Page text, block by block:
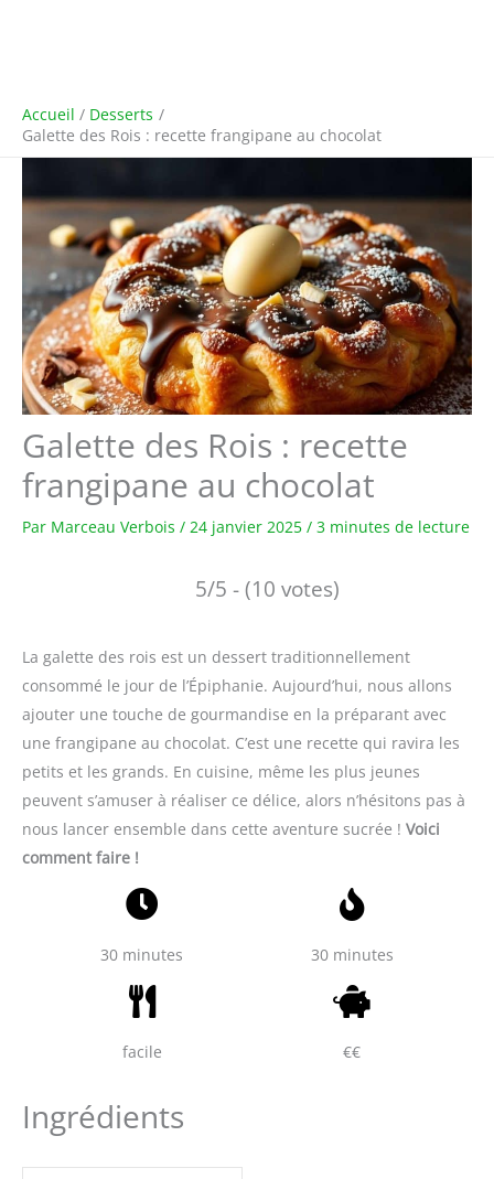
Accueil
Desserts
Galette des Rois : recette frangipane au chocolat
Galette des Rois : recette
frangipane au chocolat
Par Marceau Verbois / 24 janvier 2025 / 3 minutes de lecture
5/5 - (10 votes)
La galette des rois est un dessert traditionnellement
consommé le jour de l’Épiphanie. Aujourd’hui, nous allons
ajouter une touche de gourmandise en la préparant avec
une frangipane au chocolat. C’est une recette qui ravira les
petits et les grands. En cuisine, même les plus jeunes
peuvent s’amuser à réaliser ce délice, alors n’hésitons pas à
nous lancer ensemble dans cette aventure sucrée ! Voici
comment faire !
30 minutes 30 minutes
facile €€
Ingrédients